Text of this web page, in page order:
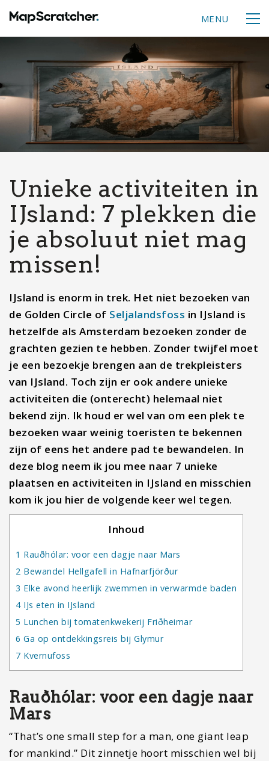
MENU
Unieke activiteiten in
IJsland: 7 plekken die
je absoluut niet mag
missen!
IJsland is enorm in trek. Het niet bezoeken van
de Golden Circle of Seljalandsfoss in IJsland is
hetzelfde als Amsterdam bezoeken zonder de
grachten gezien te hebben. Zonder twijfel moet
je een bezoekje brengen aan de trekpleisters
van IJsland. Toch zijn er ook andere unieke
activiteiten die (onterecht) helemaal niet
bekend zijn. Ik houd er wel van om een plek te
bezoeken waar weinig toeristen te bekennen
zijn of eens het andere pad te bewandelen. In
deze blog neem ik jou mee naar 7 unieke
plaatsen en activiteiten in IJsland en misschien
kom ik jou hier de volgende keer wel tegen.
Inhoud
1 Rauðhólar: voor een dagje naar Mars
2 Bewandel Hellgafell in Hafnarfjörður
3 Elke avond heerlijk zwemmen in verwarmde baden
4IJs eten in IJsland
5 Lunchen bij tomatenkwekerij Friðheimar
6 Ga op ontdekkingsreis bij Glymur
7 Kvernufoss
Rauðhólar: voor een dagje naar
Mars
“That’s one small step for a man, one giant leap
for mankind.” Dit zinnetje hoort misschien wel bij